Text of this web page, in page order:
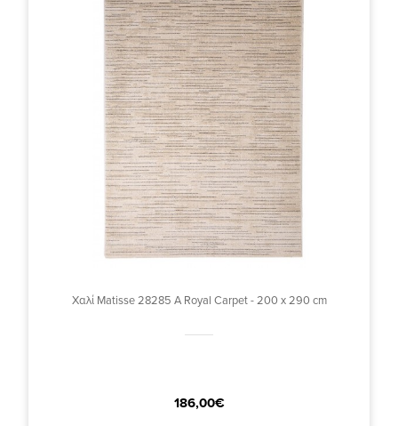
Χαλί Matisse 28285 A Royal Carpet - 200 x 290 cm
186,00€